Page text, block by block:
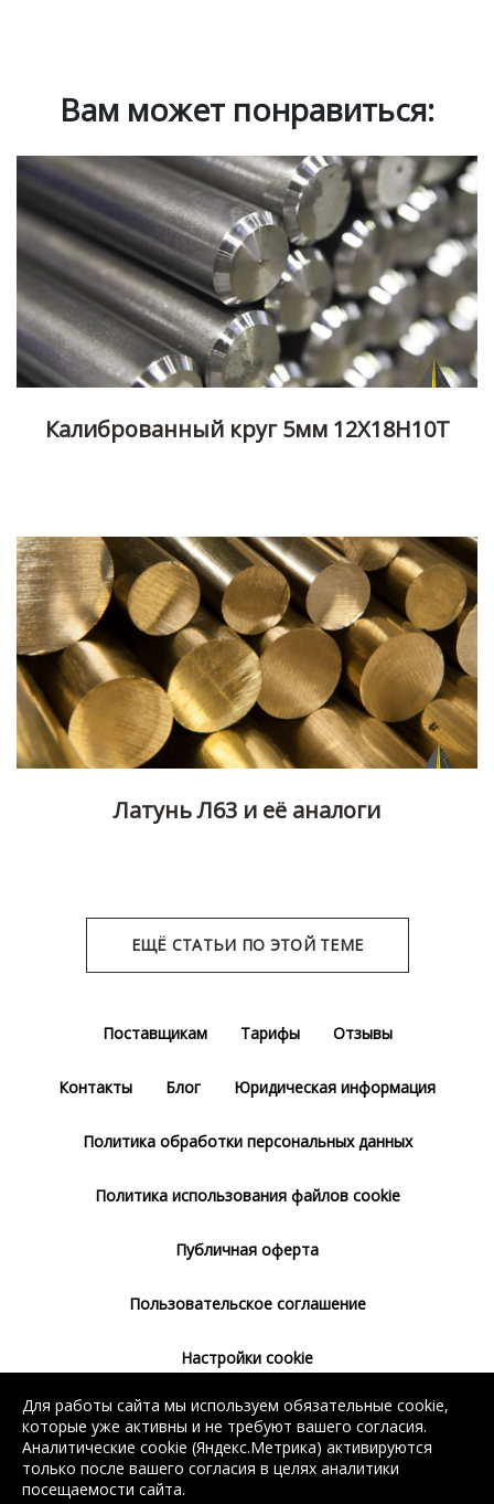
Вам может понравиться:
Калиброванный круг 5мм 12Х18Н10Т
Латунь Л63 и её аналоги
ЕЩЁ СТАТЬИ ПО ЭТОЙ ТЕМЕ
Поставщикам Тарифы Отзывы
Контакты Блог Юридическая информация
Политика обработки персональных данных
Политика использования файлов cookie
Публичная оферта
Пользовательское соглашение
Настройки cookie
Согласие на использование сервиса
Яндекс.Метрика
Для работы сайта мы используем обязательные cookie,
которые уже активны и не требуют вашего согласия.
Аналитические cookie (Яндекс.Метрика) активируются
только после вашего согласия в целях аналитики
посещаемости сайта.